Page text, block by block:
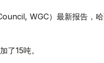
WGC）最新报告，
了15吨。